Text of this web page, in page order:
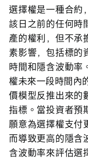
選擇權是一種合約
該日之前的任何時
產的權利，但不承
素影響，包括標的
時間和隱含波動率
權未來一段時間內
價模型反推出來的
指標。當投資者預
願意為選擇權支付
而導致更高的隱含
含波動率來評估選